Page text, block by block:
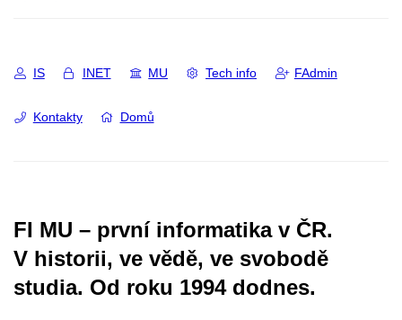
IS INET MU Tech info FAdmin
Kontakty Domů
FI MU – první informatika v ČR.
V historii, ve vědě, ve svobodě
studia. Od roku 1994 dodnes.